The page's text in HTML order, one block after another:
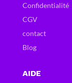
Confidentialité
CGV
contact
Blog
AIDE